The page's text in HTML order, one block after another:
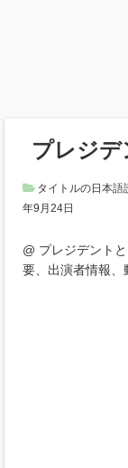
プレジデ
タイトルの日本語
年9月24日
@ プレジデント
要、出演者情報、